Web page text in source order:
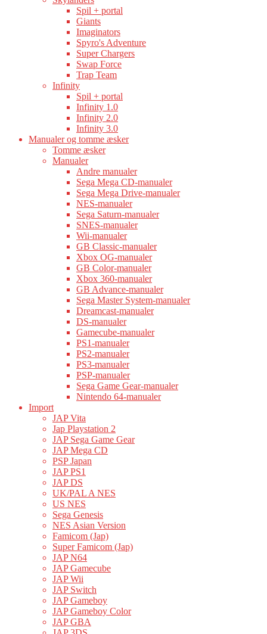
Spil + portal
Giants
Imaginators
Spyro's Adventure
Super Chargers
Swap Force
Trap Team
Infinity
Spil + portal
Infinity 1.0
Infinity 2.0
Infinity 3.0
Manualer og tomme æsker
Tomme æsker
Manualer
Andre manualer
Sega Mega CD-manualer
Sega Mega Drive-manualer
NES-manualer
Sega Saturn-manualer
SNES-manualer
Wii-manualer
GB Classic-manualer
Xbox OG-manualer
GB Color-manualer
Xbox 360-manualer
GB Advance-manualer
Sega Master System-manualer
Dreamcast-manualer
DS-manualer
Gamecube-manualer
PS1-manualer
PS2-manualer
PS3-manualer
PSP-manualer
Sega Game Gear-manualer
Nintendo 64-manualer
Import
JAP Vita
Jap Playstation 2
JAP Sega Game Gear
JAP Mega CD
PSP Japan
JAP PS1
JAP DS
UK/PAL A NES
US NES
Sega Genesis
NES Asian Version
Famicom (Jap)
Super Famicom (Jap)
JAP N64
JAP Gamecube
JAP Wii
JAP Switch
JAP Gameboy
JAP Gameboy Color
JAP GBA